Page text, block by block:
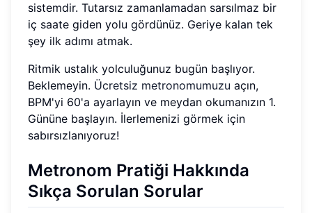
sistemdir. Tutarsız zamanlamadan sarsılmaz bir
iç saate giden yolu gördünüz. Geriye kalan tek
şey ilk adımı atmak.
Ritmik ustalık yolculuğunuz bugün başlıyor.
Beklemeyin. Ücretsiz metronomumuzu açın,
BPM'yi 60'a ayarlayın ve meydan okumanızın 1.
Gününe başlayın. İlerlemenizi görmek için
sabırsızlanıyoruz!
Metronom Pratiği Hakkında
Sıkça Sorulan Sorular